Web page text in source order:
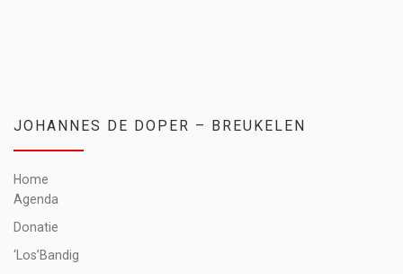
JOHANNES DE DOPER – BREUKELEN
Home
Agenda
Donatie
‘Los’Bandig